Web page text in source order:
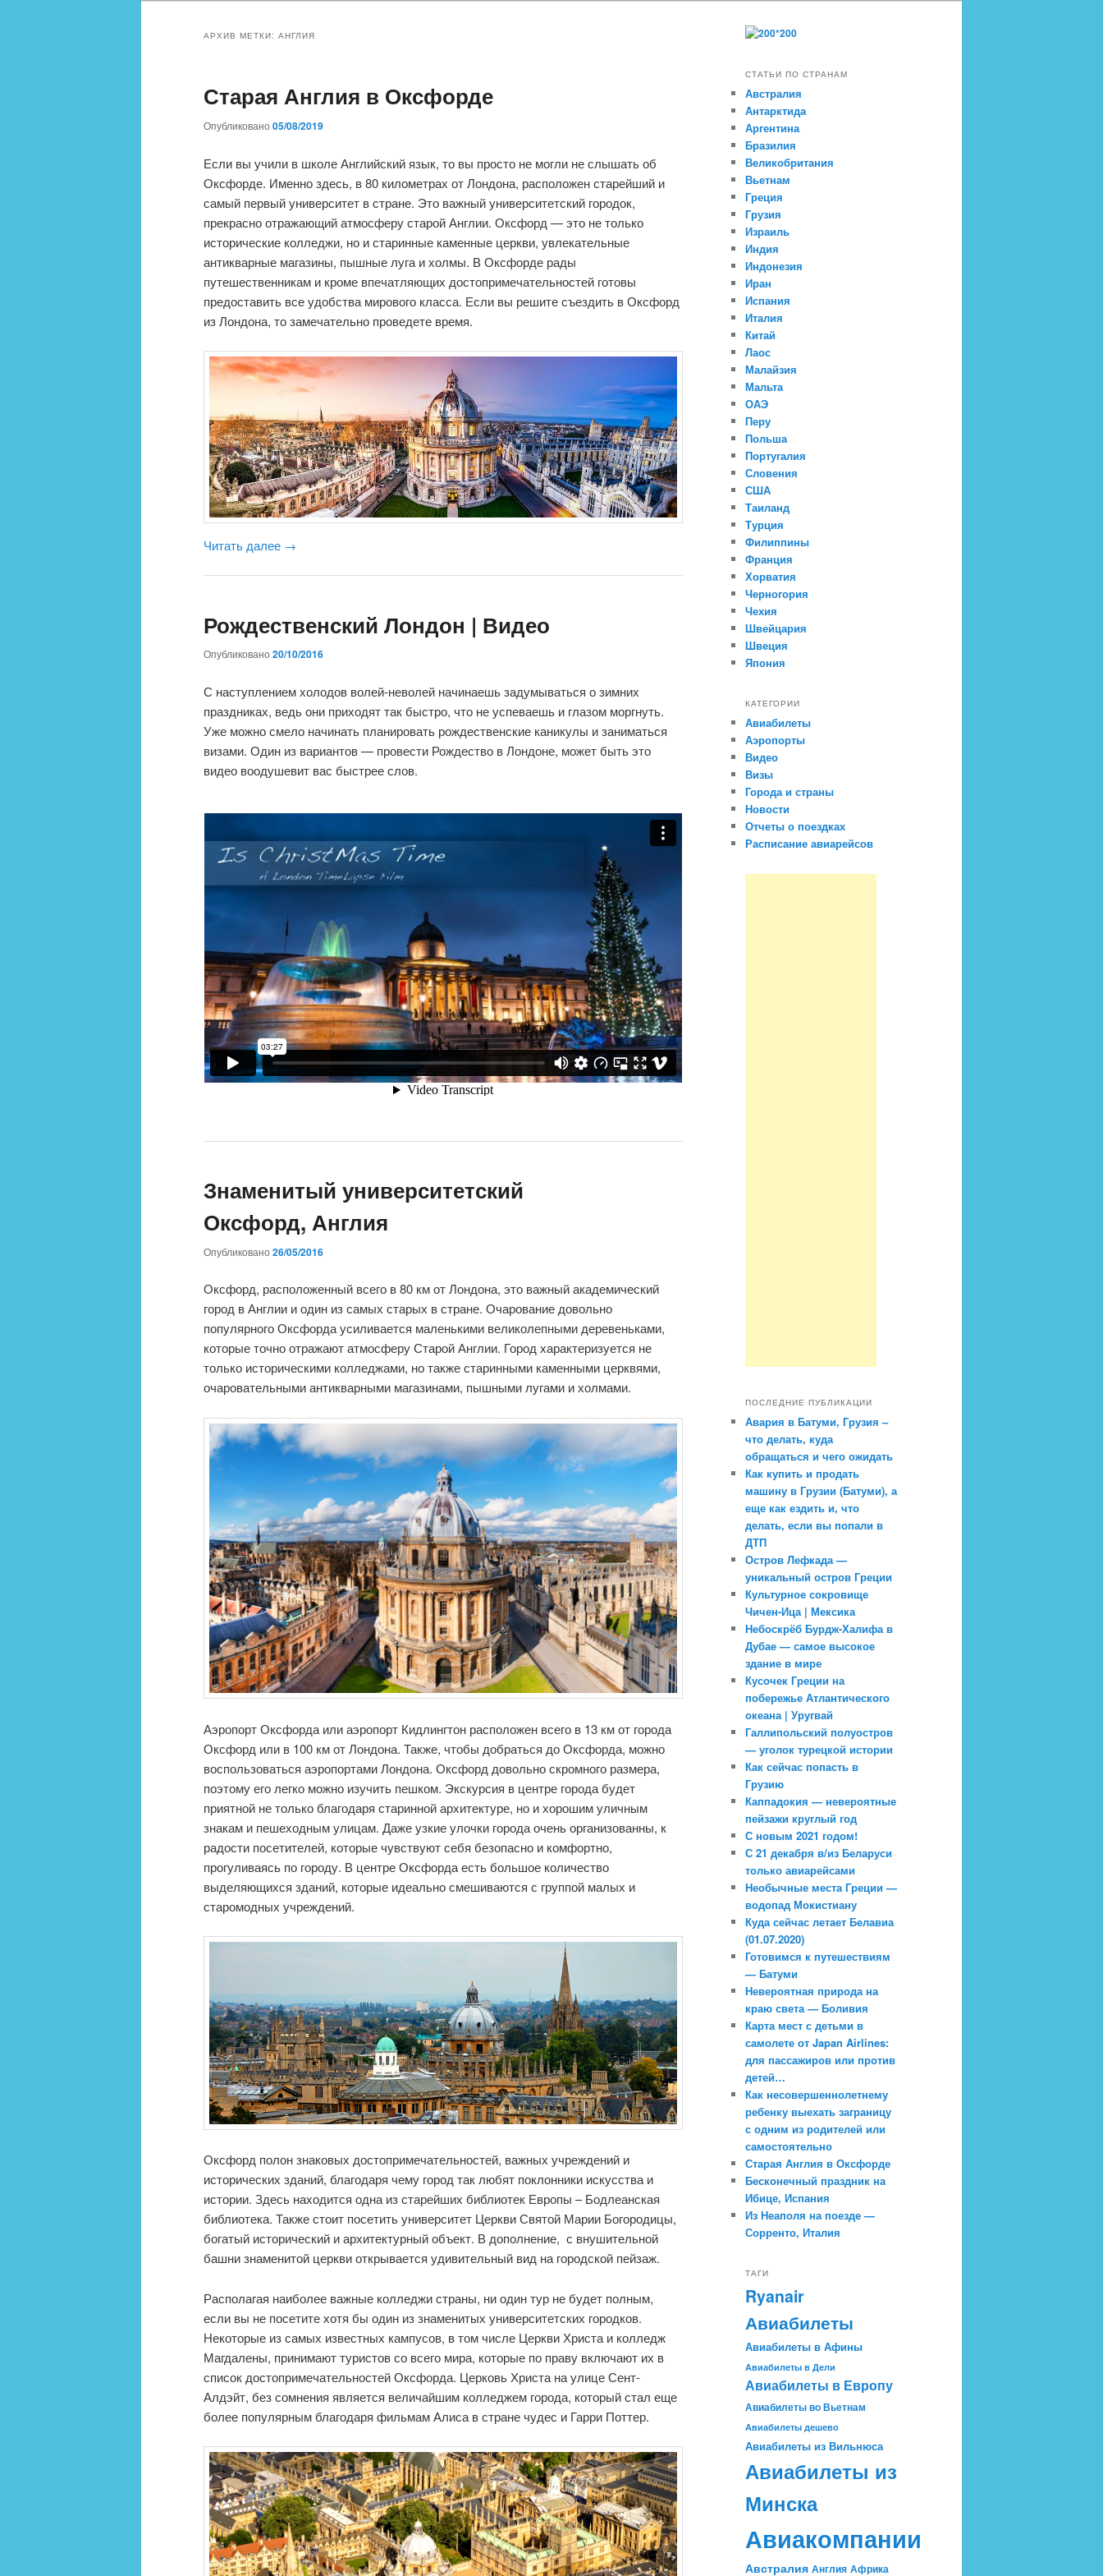
АРХИВ МЕТКИ: АНГЛИЯ
Старая Англия в Оксфорде
Опубликовано 05/08/2019
Если вы учили в школе Английский язык, то вы просто не могли не слышать об
Оксфорде. Именно здесь, в 80 километрах от Лондона, расположен старейший и
самый первый университет в стране. Это важный университетский городок,
прекрасно отражающий атмосферу старой Англии. Оксфорд — это не только
исторические колледжи, но и старинные каменные церкви, увлекательные
антикварные магазины, пышные луга и холмы. В Оксфорде рады
путешественникам и кроме впечатляющих достопримечательностей готовы
предоставить все удобства мирового класса. Если вы решите съездить в Оксфорд
из Лондона, то замечательно проведете время.
Читать далее →
Рождественский Лондон | Видео
Опубликовано 20/10/2016
С наступлением холодов волей-неволей начинаешь задумываться о зимних
праздниках, ведь они приходят так быстро, что не успеваешь и глазом моргнуть.
Уже можно смело начинать планировать рождественские каникулы и заниматься
визами. Один из вариантов — провести Рождество в Лондоне, может быть это
видео воодушевит вас быстрее слов.
Знаменитый университетский
Оксфорд, Англия
Опубликовано 26/05/2016
Оксфорд, расположенный всего в 80 км от Лондона, это важный академический
город в Англии и один из самых старых в стране. Очарование довольно
популярного Оксфорда усиливается маленькими великолепными деревеньками,
которые точно отражают атмосферу Старой Англии. Город характеризуется не
только историческими колледжами, но также старинными каменными церквями,
очаровательными антикварными магазинами, пышными лугами и холмами.
Аэропорт Оксфорда или аэропорт Кидлингтон расположен всего в 13 км от города
Оксфорд или в 100 км от Лондона. Также, чтобы добраться до Оксфорда, можно
воспользоваться аэропортами Лондона. Оксфорд довольно скромного размера,
поэтому его легко можно изучить пешком. Экскурсия в центре города будет
приятной не только благодаря старинной архитектуре, но и хорошим уличным
знакам и пешеходным улицам. Даже узкие улочки города очень организованны, к
радости посетителей, которые чувствуют себя безопасно и комфортно,
прогуливаясь по городу. В центре Оксфорда есть большое количество
выделяющихся зданий, которые идеально смешиваются с группой малых и
старомодных учреждений.
Оксфорд полон знаковых достопримечательностей, важных учреждений и
исторических зданий, благодаря чему город так любят поклонники искусства и
истории. Здесь находится одна из старейших библиотек Европы – Бодлеанская
библиотека. Также стоит посетить университет Церкви Святой Марии Богородицы,
богатый исторический и архитектурный объект. В дополнение, с внушительной
башни знаменитой церкви открывается удивительный вид на городской пейзаж.
Располагая наиболее важные колледжи страны, ни один тур не будет полным,
если вы не посетите хотя бы один из знаменитых университетских городков.
Некоторые из самых известных кампусов, в том числе Церкви Христа и колледж
Магдалены, принимают туристов со всего мира, которые по праву включают их в
список достопримечательностей Оксфорда. Церковь Христа на улице Сент-
Алдэйт, без сомнения является величайшим колледжем города, который стал еще
более популярным благодаря фильмам Алиса в стране чудес и Гарри Поттер.
СТАТЬИ ПО СТРАНАМ
Австралия
Антарктида
Аргентина
Бразилия
Великобритания
Вьетнам
Греция
Грузия
Израиль
Индия
Индонезия
Иран
Испания
Италия
Китай
Лаос
Малайзия
Мальта
ОАЭ
Перу
Польша
Португалия
Словения
США
Таиланд
Турция
Филиппины
Франция
Хорватия
Черногория
Чехия
Швейцария
Швеция
Япония
КАТЕГОРИИ
Авиабилеты
Аэропорты
Видео
Визы
Города и страны
Новости
Отчеты о поездках
Расписание авиарейсов
ПОСЛЕДНИЕ ПУБЛИКАЦИИ
Авария в Батуми, Грузия –
что делать, куда
обращаться и чего ожидать
Как купить и продать
машину в Грузии (Батуми), а
еще как ездить и, что
делать, если вы попали в
ДТП
Остров Лефкада —
уникальный остров Греции
Культурное сокровище
Чичен-Ица | Мексика
Небоскрёб Бурдж-Халифа в
Дубае — самое высокое
здание в мире
Кусочек Греции на
побережье Атлантического
океана | Уругвай
Галлипольский полуостров
— уголок турецкой истории
Как сейчас попасть в
Грузию
Каппадокия — невероятные
пейзажи круглый год
С новым 2021 годом!
С 21 декабря в/из Беларуси
только авиарейсами
Необычные места Греции —
водопад Мокистиану
Куда сейчас летает Белавиа
(01.07.2020)
Готовимся к путешествиям
— Батуми
Невероятная природа на
краю света — Боливия
Карта мест с детьми в
самолете от Japan Airlines:
для пассажиров или против
детей…
Как несовершеннолетнему
ребенку выехать заграницу
с одним из родителей или
самостоятельно
Старая Англия в Оксфорде
Бесконечный праздник на
Ибице, Испания
Из Неаполя на поезде —
Сорренто, Италия
ТАГИ
Ryanair
Авиабилеты
Авиабилеты в Афины
Авиабилеты в Дели
Авиабилеты в Европу
Авиабилеты во Вьетнам
Авиабилеты дешево
Авиабилеты из Вильнюса
Авиабилеты из
Минска
Авиакомпании
Австралия Англия Африка